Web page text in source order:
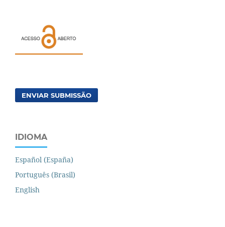
ENVIAR SUBMISSÃO
IDIOMA
Español (España)
Português (Brasil)
English